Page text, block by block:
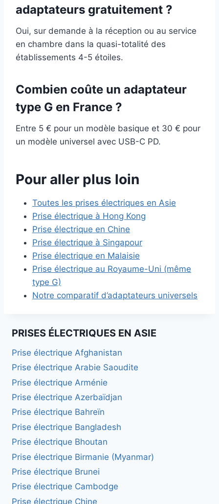
adaptateurs gratuitement ?
Oui, sur demande à la réception ou au service
en chambre dans la quasi-totalité des
établissements 4-5 étoiles.
Combien coûte un adaptateur
type G en France ?
Entre 5 € pour un modèle basique et 30 € pour
un modèle universel avec USB-C PD.
Pour aller plus loin
Toutes les prises électriques en Asie
Prise électrique à Hong Kong
Prise électrique en Chine
Prise électrique à Singapour
Prise électrique en Malaisie
Prise électrique au Royaume-Uni (même
type G)
Notre comparatif d’adaptateurs universels
PRISES ÉLECTRIQUES EN ASIE
Prise électrique Afghanistan
Prise électrique Arabie Saoudite
Prise électrique Arménie
Prise électrique Azerbaïdjan
Prise électrique Bahreïn
Prise électrique Bangladesh
Prise électrique Bhoutan
Prise électrique Birmanie (Myanmar)
Prise électrique Brunei
Prise électrique Cambodge
Prise électrique Chine